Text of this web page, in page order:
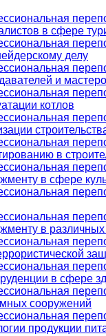
в сфере
делу
и
котлов
в
в сфере
в различных
в сфере
сооружений
продукции